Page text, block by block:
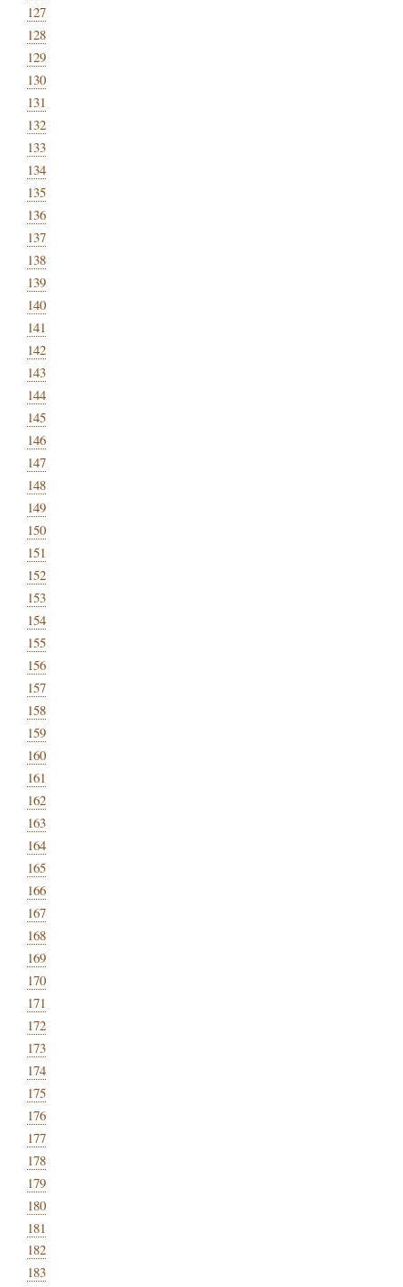
127
128
129
130
131
132
133
134
135
136
137
138
139
140
141
142
143
144
145
146
147
148
149
150
151
152
153
154
155
156
157
158
159
160
161
162
163
164
165
166
167
168
169
170
171
172
173
174
175
176
177
178
179
180
181
182
183